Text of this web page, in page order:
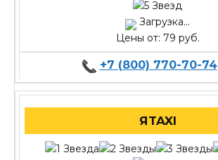
Загрузка...
Цены от: 79 руб.
+7 (800) 770-70-74
ЯTAXI